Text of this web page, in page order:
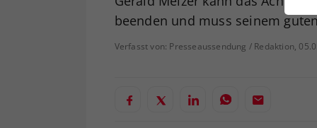
beenden und muss seinem
Verfasst von: Presseaussendung / Redaktion,